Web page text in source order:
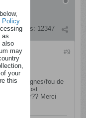
Messages: 12347
#9
épargnes/fou de
d'un post
il m'aider?? Merci
Policy
as
also
may
your
this